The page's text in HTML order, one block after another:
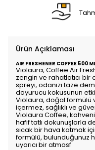
Ürün Açıklaması
AIR FRESHENER COFFEE 500
Violaura, Coffee Air
zengin ve rahatlatıcı bir
spreyi, odanızı taze
doyurucu kokusunun
Violaura, doğal formülü
içermez, sağlıklı ve
Violaura Coffee,
hafif tatlı dokunuşlarla
sıcak bir hava katmak
formülü, bulunduğunuz
uyarıcı bir atmosf